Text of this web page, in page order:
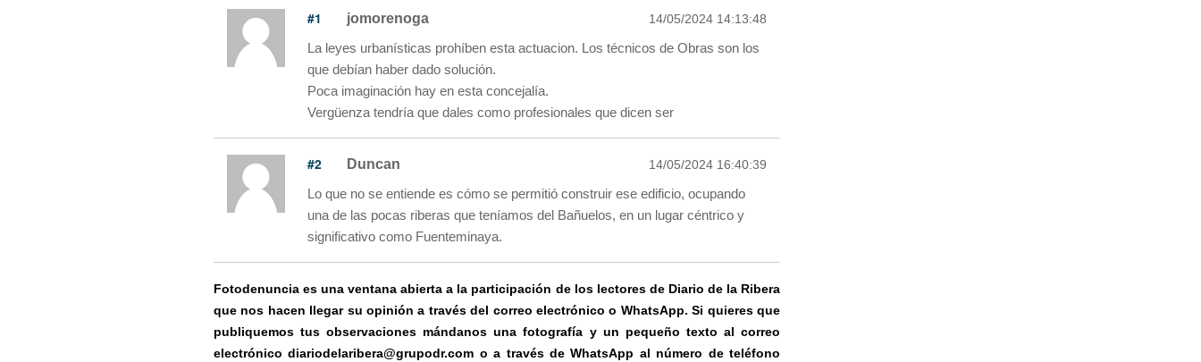
#1 jomorenoga 14/05/2024 14:13:48
La leyes urbanísticas prohíben esta actuacion. Los técnicos de Obras son los
que debían haber dado solución.
Poca imaginación hay en esta concejalía.
Vergüenza tendría que dales como profesionales que dicen ser
#2 Duncan 14/05/2024 16:40:39
Lo que no se entiende es cómo se permitió construir ese edificio, ocupando
una de las pocas riberas que teníamos del Bañuelos, en un lugar céntrico y
significativo como Fuenteminaya.
Fotodenuncia es una ventana abierta a la participación de los lectores de Diario de la Ribera
que nos hacen llegar su opinión a través del correo electrónico o WhatsApp. Si quieres que
publiquemos tus observaciones mándanos una fotografía y un pequeño texto al correo
electrónico diariodelaribera@grupodr.com o a través de WhatsApp al número de teléfono